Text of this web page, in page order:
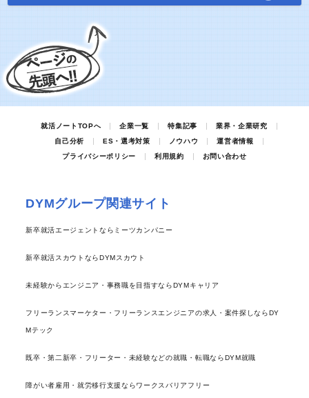
就活ノートTOPへ 企業一覧 特集記事
業界・企業研究
自己分析
ES・選考対策 ノウハウ
運営者情報
プライバシーポリシー
利用規約 お問い合わせ
DYMグループ関連サイト
新卒就活エージェントならミーツカンパニー
新卒就活スカウトならDYMスカウト
未経験からエンジニア・事務職を目指すならDYMキャリア
フリーランスマーケター・フリーランスエンジニアの求人・案件探しならDY
Mテック
既卒・第二新卒・フリーター・未経験などの就職・転職ならDYM就職
障がい者雇用・就労移行支援ならワークスバリアフリー